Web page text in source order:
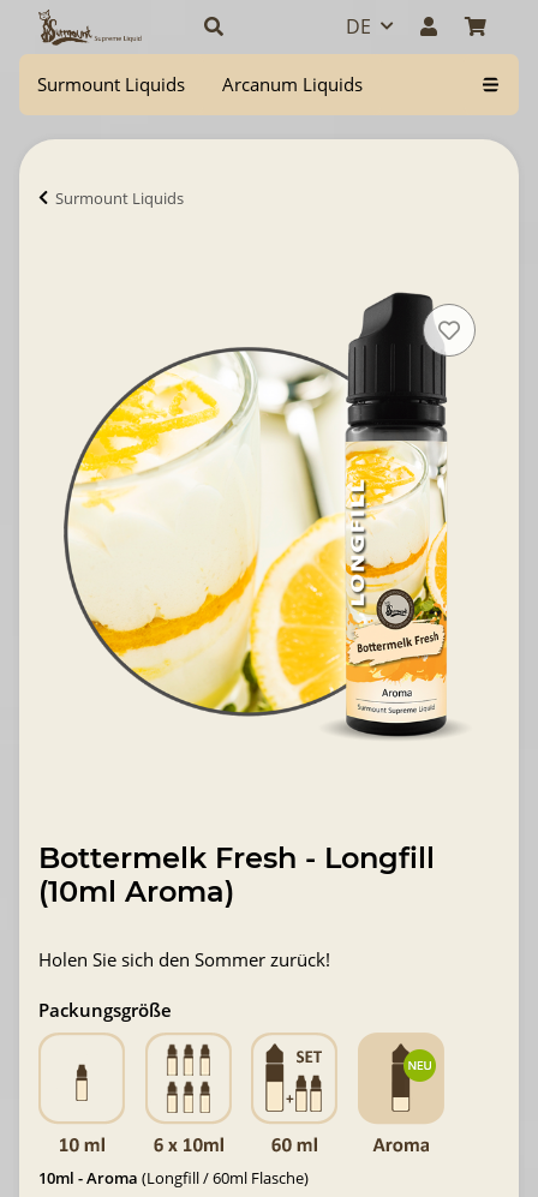
DE
Surmount Liquids Arcanum Liquids
Surmount Liquids
Bottermelk Fresh - Longfill
(10ml Aroma)
Holen Sie sich den Sommer zurück!
Packungsgröße
10ml - Aroma (Longfill / 60ml Flasche)